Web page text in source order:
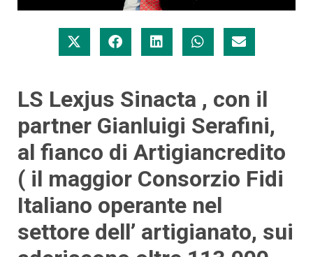
LS Lexjus Sinacta , con il
partner Gianluigi Serafini,
al fianco di Artigiancredito
( il maggior Consorzio Fidi
Italiano operante nel
settore dell’ artigianato, sui